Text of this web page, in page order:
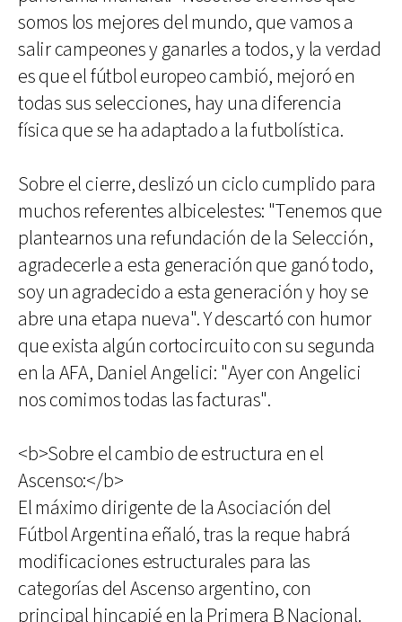
somos los mejores del mundo, que vamos a
salir campeones y ganarles a todos, y la verdad
es que el fútbol europeo cambió, mejoró en
todas sus selecciones, hay una diferencia
física que se ha adaptado a la futbolística.
Sobre el cierre, deslizó un ciclo cumplido para
muchos referentes albicelestes: "Tenemos que
plantearnos una refundación de la Selección,
agradecerle a esta generación que ganó todo,
soy un agradecido a esta generación y hoy se
abre una etapa nueva". Y descartó con humor
que exista algún cortocircuito con su segunda
en la AFA, Daniel Angelici: "Ayer con Angelici
nos comimos todas las facturas".
<b>Sobre el cambio de estructura en el
Ascenso:</b>
El máximo dirigente de la Asociación del
Fútbol Argentina eñaló, tras la reque habrá
modificaciones estructurales para las
categorías del Ascenso argentino, con
principal hincapié en la Primera B Nacional.